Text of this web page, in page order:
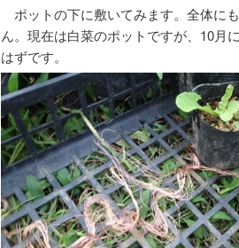
ポットの下に敷いてみます。全体に
ん。現在は白菜のポットですが、10月
はずです。